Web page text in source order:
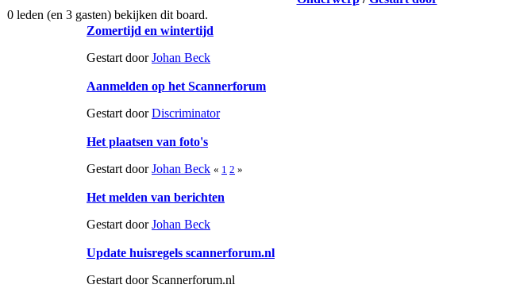
0 leden (en 3 gasten) bekijken dit board.
Zomertijd en wintertijd
Gestart doorJohan Beck
Aanmelden op het Scannerforum
Gestart doorDiscriminator
Het plaatsen van foto's
Gestart doorJohan Beck « 1 2 »
Het melden van berichten
Gestart doorJohan Beck
Update huisregels scannerforum.nl
Gestart door Scannerforum.nl